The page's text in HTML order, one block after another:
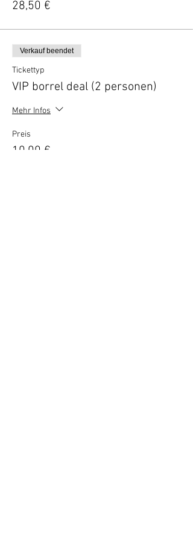
28,50 €
Verkauf beendet
Tickettyp
VIP borrel deal (2 personen)
Mehr Infos
Preis
10,00 €